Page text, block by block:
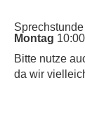
Montag
​Bitte nutze
da wir